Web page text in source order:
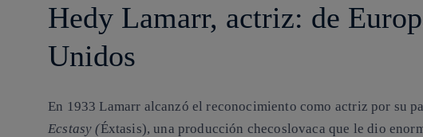
Hedy Lamarr, actriz: de
Unidos
En 1933 Lamarr alcanzó el reconocimiento como actriz por su
Ecstasy (Éxtasis), una producción checoslovaca que le dio